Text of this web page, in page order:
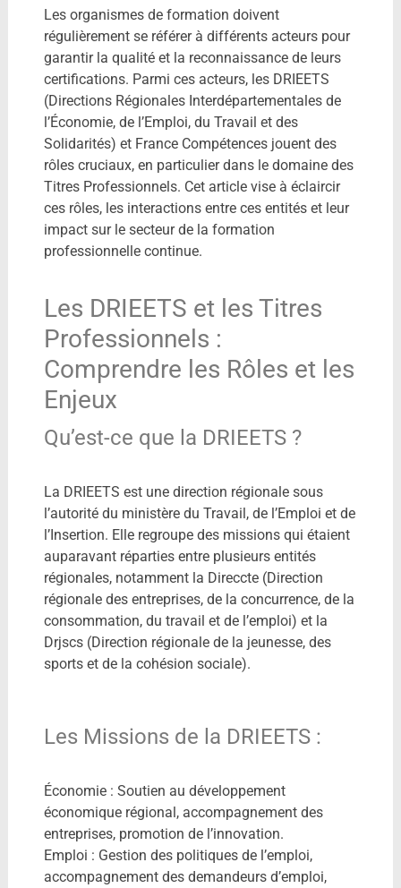
Les organismes de formation doivent
régulièrement se référer à différents acteurs pour
garantir la qualité et la reconnaissance de leurs
certifications. Parmi ces acteurs, les DRIEETS
(Directions Régionales Interdépartementales de
l’Économie, de l’Emploi, du Travail et des
Solidarités) et France Compétences jouent des
rôles cruciaux, en particulier dans le domaine des
Titres Professionnels. Cet article vise à éclaircir
ces rôles, les interactions entre ces entités et leur
impact sur le secteur de la formation
professionnelle continue.
Les DRIEETS et les Titres
Professionnels :
Comprendre les Rôles et les
Enjeux
Qu’est-ce que la DRIEETS ?
La DRIEETS est une direction régionale sous
l’autorité du ministère du Travail, de l’Emploi et de
l’Insertion. Elle regroupe des missions qui étaient
auparavant réparties entre plusieurs entités
régionales, notamment la Direccte (Direction
régionale des entreprises, de la concurrence, de la
consommation, du travail et de l’emploi) et la
Drjscs (Direction régionale de la jeunesse, des
sports et de la cohésion sociale).
Les Missions de la DRIEETS :
Économie : Soutien au développement
économique régional, accompagnement des
entreprises, promotion de l’innovation.
Emploi : Gestion des politiques de l’emploi,
accompagnement des demandeurs d’emploi,